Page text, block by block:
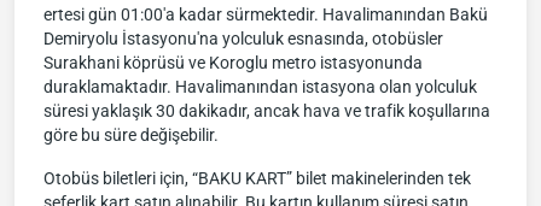
ertesi gün 01:00'a kadar sürmektedir. Havalimanından Bakü
Demiryolu İstasyonu'na yolculuk esnasında, otobüsler
Surakhani köprüsü ve Koroglu metro istasyonunda
duraklamaktadır. Havalimanından istasyona olan yolculuk
süresi yaklaşık 30 dakikadır, ancak hava ve trafik koşullarına
göre bu süre değişebilir.
Otobüs biletleri için, “BAKU KART” bilet makinelerinden tek